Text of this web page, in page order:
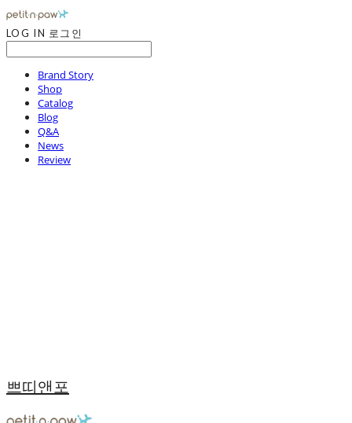
LOG IN 로그인
Brand Story
Shop
Catalog
Blog
Q&A
News
Review
쁘띠앤포